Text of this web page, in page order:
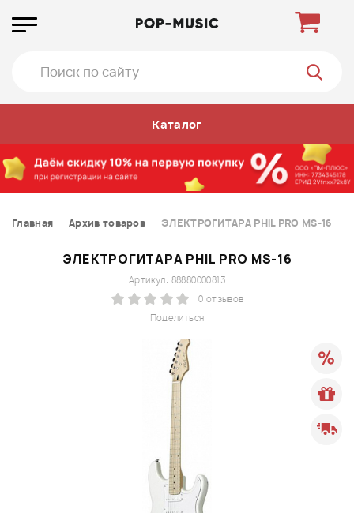
Каталог
Главная Архив товаров ЭЛЕКТРОГИТАРА PHIL PRO MS-16
ЭЛЕКТРОГИТАРА PHIL PRO MS-16
Поделиться
Артикул: 88880000813
0 отзывов